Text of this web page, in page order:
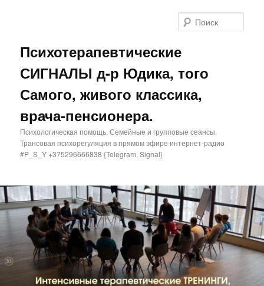
Психотерапевтические
СИГНАЛЫ д-р Юдика, того
Самого, живого классика,
врача-пенсионера.
Психологическая помощь. Семейные и групповые сеансы.
Трансовая психорегуляция в прямом эфире интернет-радио
#P_S_Y +375296666838 {Telegram, Signal}